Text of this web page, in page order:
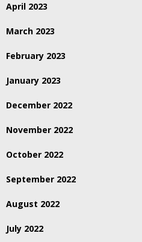
April 2023
March 2023
February 2023
January 2023
December 2022
November 2022
October 2022
September 2022
August 2022
July 2022